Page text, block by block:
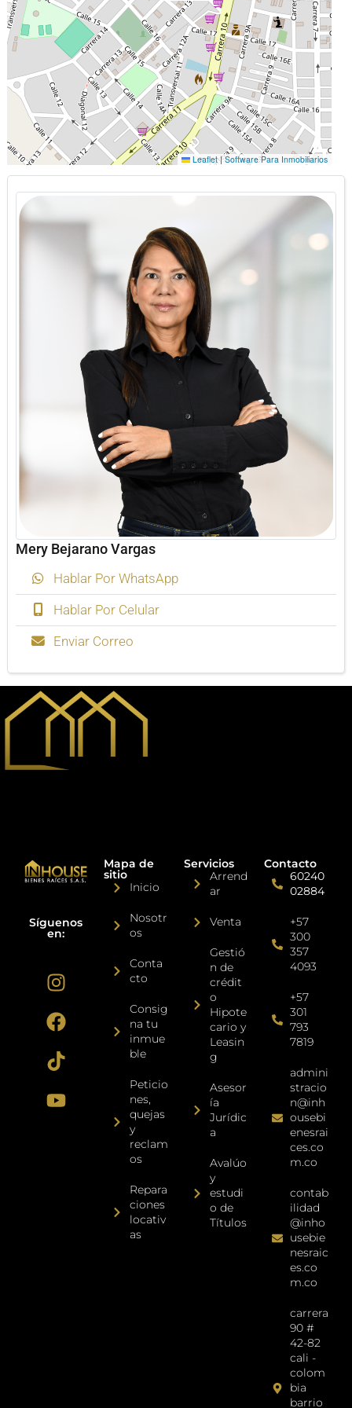
Mery Bejarano Vargas
Hablar Por WhatsApp
Hablar Por Celular
Enviar Correo
Síguenos
en:
Mapa de
sitio
Inicio
Nosotr
os
Conta
cto
Consig
na tu
inmue
ble
Peticio
nes,
quejas
y
reclam
os
Repara
ciones
locativ
as
Servicios
Arrend
ar
Venta
Gestió
n de
crédit
o
Hipote
cario y
Leasin
g
Asesor
ía
Jurídic
a
Avalúo
y
estudi
o de
Títulos
Contacto
60240
02884
+57
300
357
4093
+57
301
793
7819
admini
stracio
n@inh
ousebi
enesrai
ces.co
m.co
contab
ilidad
@inho
usebie
nesraic
es.co
m.co
carrera
90 #
42-82
cali -
colom
bia
barrio